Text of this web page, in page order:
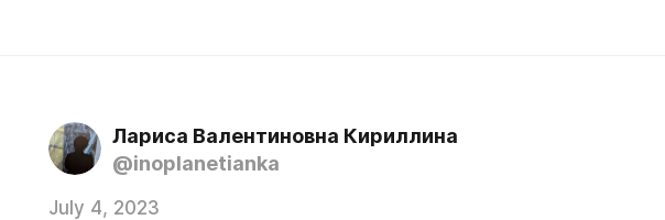
Лариса Валентиновна Кириллина
@inoplanetianka
July 4, 2023